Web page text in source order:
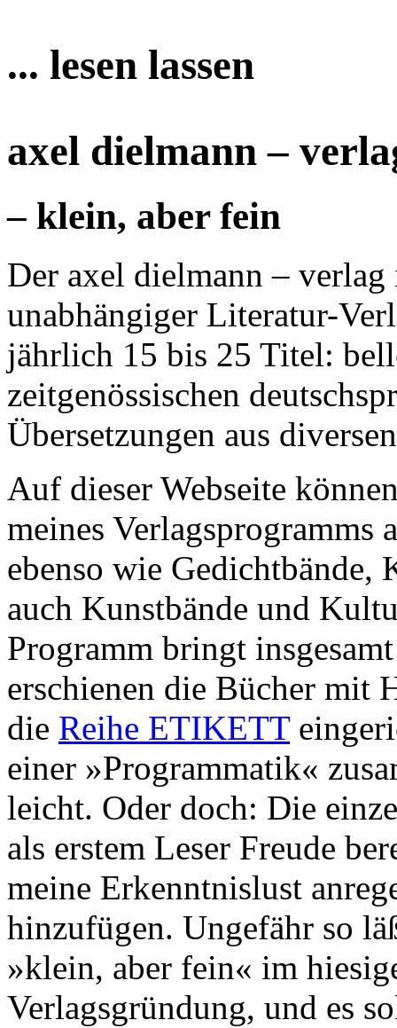
... lesen lassen
axel dielmann –
– klein, aber fein
Der axel dielmann –
unabhängiger Literatur-
jährlich 15 bis 25 Titel:
zeitgenössischen
Übersetzungen aus
Auf dieser Webseite
meines Verlagsprogramms
ebenso wie Gedichtbände,
auch Kunstbände und
Programm bringt
erschienen die Bücher mit
die Reihe ETIKETT
einer »Programmatik«
leicht. Oder doch: Die
als erstem Leser Freude
meine Erkenntnislust
hinzufügen. Ungefähr so
»klein, aber fein« im
Verlagsgründung, und es